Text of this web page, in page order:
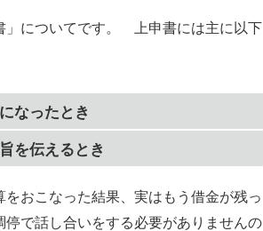
」についてです。 上申書には主に以下
なったとき
を伝えるとき
おこなった結果、実はもう借金が残っ
で話し合いをする必要がありませんの